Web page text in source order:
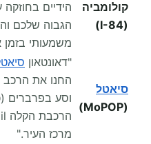
קולומביה
(I-84)
הידיים
הגבוה שלכם
משמעותי בזמן
סיאטל
(MoPOP)
"דאונטאון
החנו את הרכב
מרכז העיר."